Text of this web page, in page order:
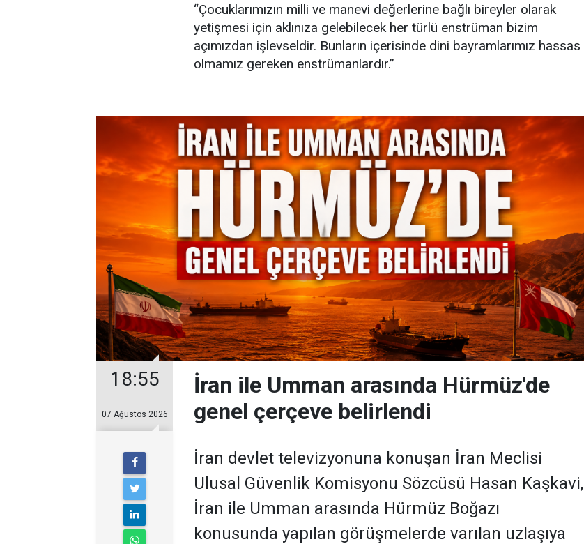
“Çocuklarımızın milli ve manevi değerlerine bağlı bireyler olarak
yetişmesi için aklınıza gelebilecek her türlü enstrüman bizim
açımızdan işlevseldir. Bunların içerisinde dini bayramlarımız hassas
olmamız gereken enstrümanlardır.”
18:55
07 Ağustos 2026
İran ile Umman arasında Hürmüz'de
genel çerçeve belirlendi
İran devlet televizyonuna konuşan İran Meclisi
Ulusal Güvenlik Komisyonu Sözcüsü Hasan Kaşkavi,
İran ile Umman arasında Hürmüz Boğazı
konusunda yapılan görüşmelerde varılan uzlaşıya